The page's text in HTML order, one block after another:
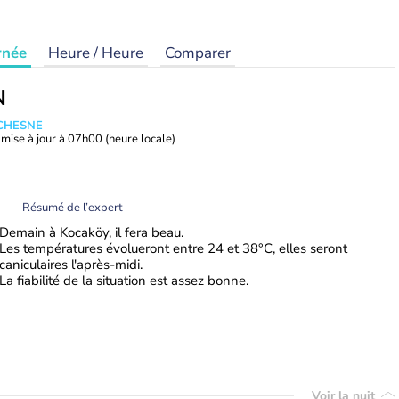
Heure / Heure Comparer
à jour à 07h00 (heure locale)
Résumé de l’expert
Demain à Kocaköy, il fera beau.
Les températures évolueront entre 24 et 38°C, elles seront
caniculaires l'après-midi.
La fiabilité de la situation est assez bonne.
Voir la nuit